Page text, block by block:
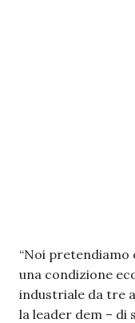
“Noi pretendiamo
una condizione
industriale da tre
la leader dem – di